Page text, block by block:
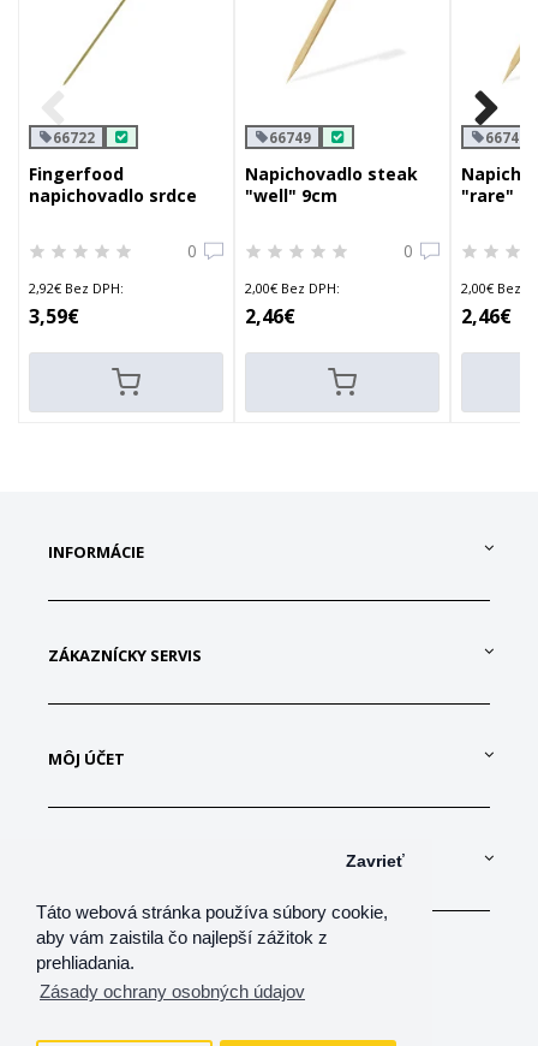
Táto webová stránka používa súbory cookie,
aby vám zaistila čo najlepší zážitok z
prehliadania.
Zásady ochrany osobných údajov
Zavrieť
66722
Fingerfood
napichovadlo srdce
0
2,92€ Bez DPH:
3,59€
66749
Napichovadlo steak
"well" 9cm
0
2,00€ Bez DPH:
2,46€
66747
"rare"
2,00€ Bez
2,46€
INFORMÁCIE
ZÁKAZNÍCKY SERVIS
MÔJ ÚČET